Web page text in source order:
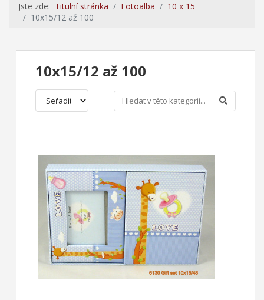
Jste zde: Titulní stránka Fotoalba
10 x 15
10x15/12 až 100
10x15/12 až 100